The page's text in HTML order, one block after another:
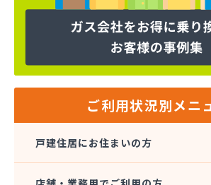
株式会社コープエナジー 足利営業
株式会社コボリ・ガス
株式会社サイサン 宇都宮営業所
株式会社サイサン 今市営業所
株式会社サイサン 湯西川営業所
ご利用状況別メニ
戸建住居にお住まいの方